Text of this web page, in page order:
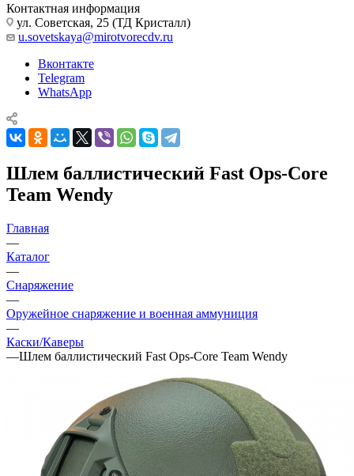
Контактная информация
ул. Советская, 25 (ТД Кристалл)
u.sovetskaya@mirotvorecdv.ru
Вконтакте
Telegram
WhatsApp
Шлем баллистический Fast Ops-Core
Team Wendy
Главная
—
Каталог
—
Снаряжение
—
Оружейное снаряжение и военная аммуниция
—
Каски/Каверы
—Шлем баллистический Fast Ops-Core Team Wendy